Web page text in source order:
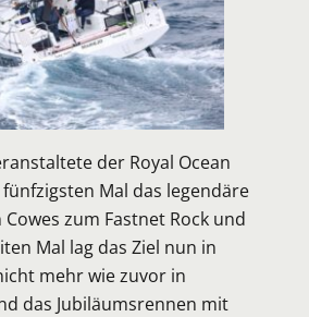
der Royal Ocean
Mal das legendäre
Cowes zum Fastnet Rock und
Mal lag das Ziel nun in
mehr wie zuvor in
das Jubiläumsrennen mit